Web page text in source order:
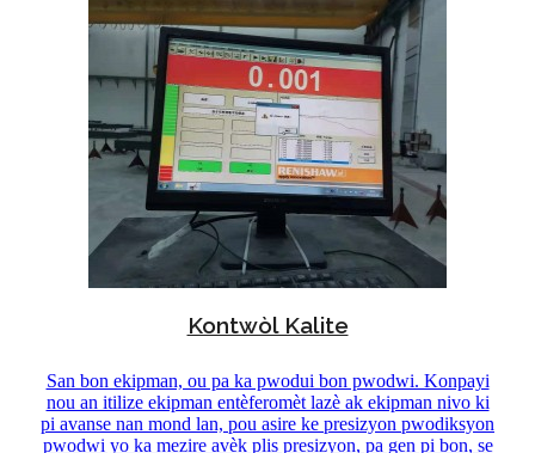
Kontwòl Kalite
San bon ekipman, ou pa ka pwodui bon pwodwi. Konpayi
nou an itilize ekipman entèferomèt lazè ak ekipman nivo ki
pi avanse nan mond lan, pou asire ke presizyon pwodiksyon
pwodwi yo ka mezire avèk plis presizyon, pa gen pi bon, se